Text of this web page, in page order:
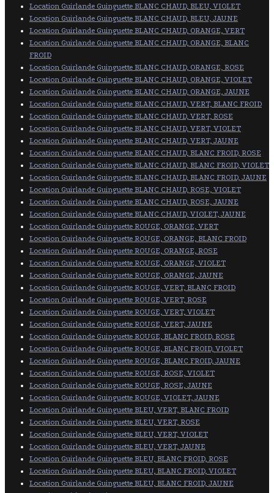
Location Guirlande Guinguette BLANC CHAUD, BLEU, VIOLET
Location Guirlande Guinguette BLANC CHAUD, BLEU, JAUNE
Location Guirlande Guinguette BLANC CHAUD, ORANGE, VERT
Location Guirlande Guinguette BLANC CHAUD, ORANGE, BLANC
FROID
Location Guirlande Guinguette BLANC CHAUD, ORANGE, ROSE
Location Guirlande Guinguette BLANC CHAUD, ORANGE, VIOLET
Location Guirlande Guinguette BLANC CHAUD, ORANGE, JAUNE
Location Guirlande Guinguette BLANC CHAUD, VERT, BLANC FROID
Location Guirlande Guinguette BLANC CHAUD, VERT, ROSE
Location Guirlande Guinguette BLANC CHAUD, VERT, VIOLET
Location Guirlande Guinguette BLANC CHAUD, VERT, JAUNE
Location Guirlande Guinguette BLANC CHAUD, BLANC FROID, ROSE
Location Guirlande Guinguette BLANC CHAUD, BLANC FROID, VIOLET
Location Guirlande Guinguette BLANC CHAUD, BLANC FROID, JAUNE
Location Guirlande Guinguette BLANC CHAUD, ROSE, VIOLET
Location Guirlande Guinguette BLANC CHAUD, ROSE, JAUNE
Location Guirlande Guinguette BLANC CHAUD, VIOLET, JAUNE
Location Guirlande Guinguette ROUGE, ORANGE, VERT
Location Guirlande Guinguette ROUGE, ORANGE, BLANC FROID
Location Guirlande Guinguette ROUGE, ORANGE, ROSE
Location Guirlande Guinguette ROUGE, ORANGE, VIOLET
Location Guirlande Guinguette ROUGE, ORANGE, JAUNE
Location Guirlande Guinguette ROUGE, VERT, BLANC FROID
Location Guirlande Guinguette ROUGE, VERT, ROSE
Location Guirlande Guinguette ROUGE, VERT, VIOLET
Location Guirlande Guinguette ROUGE, VERT, JAUNE
Location Guirlande Guinguette ROUGE, BLANC FROID, ROSE
Location Guirlande Guinguette ROUGE, BLANC FROID, VIOLET
Location Guirlande Guinguette ROUGE, BLANC FROID, JAUNE
Location Guirlande Guinguette ROUGE, ROSE, VIOLET
Location Guirlande Guinguette ROUGE, ROSE, JAUNE
Location Guirlande Guinguette ROUGE, VIOLET, JAUNE
Location Guirlande Guinguette BLEU, VERT, BLANC FROID
Location Guirlande Guinguette BLEU, VERT, ROSE
Location Guirlande Guinguette BLEU, VERT, VIOLET
Location Guirlande Guinguette BLEU, VERT, JAUNE
Location Guirlande Guinguette BLEU, BLANC FROID, ROSE
Location Guirlande Guinguette BLEU, BLANC FROID, VIOLET
Location Guirlande Guinguette BLEU, BLANC FROID, JAUNE